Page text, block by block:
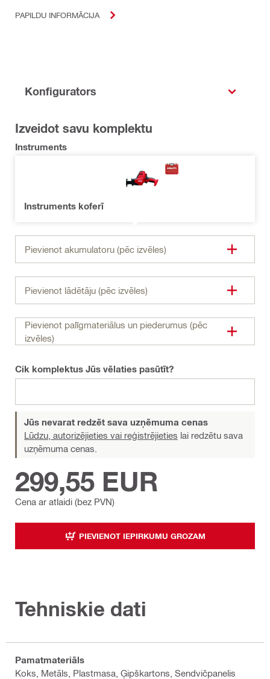
PAPILDU INFORMĀCIJA
Konfigurators
Izveidot savu komplektu
Instruments
Instruments koferī
Pievienot akumulatoru (pēc izvēles)
Pievienot lādētāju (pēc izvēles)
Pievienot palīgmateriālus un piederumus (pēc
izvēles)
Cik komplektus Jūs vēlaties pasūtīt?
Jūs nevarat redzēt sava uzņēmuma cenas
Lūdzu, autorizējieties vai reģistrējieties lai redzētu sava
uzņēmuma cenas.
Cena ar atlaidi (bez PVN)
299,55 EUR
PIEVIENOT IEPIRKUMU GROZAM
Tehniskie dati
Pamatmateriāls
Koks, Metāls, Plastmasa, Ģipškartons, Sendvičpanelis